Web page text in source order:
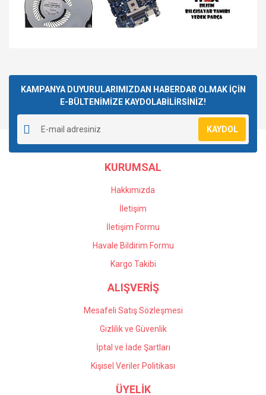
Yorum Yaz
Ürün açıklamasında eksik bilgiler bulunuyor.
KAMPANYA DUYURULARIMIZDAN HABERDAR OLMAK İÇİN
E-BÜLTENİMİZE KAYDOLABİLİRSİNİZ!
KAYDOL
KURUMSAL
Hakkımızda
İletişim
İletişim Formu
Havale Bildirim Formu
Kargo Takibi
ALIŞVERİŞ
Mesafeli Satış Sözleşmesi
Gizlilik ve Güvenlik
İptal ve İade Şartları
Kişisel Veriler Politikası
ÜYELİK